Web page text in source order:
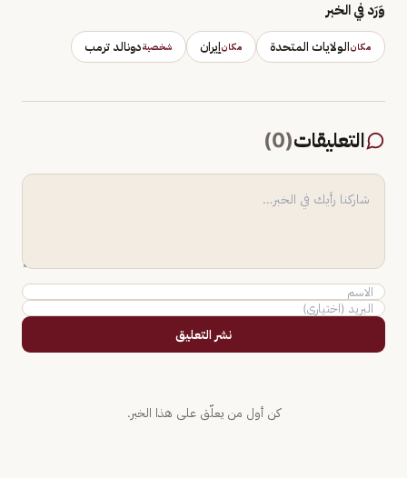
وَرَد في الخبر
مكانالولايات المتحدة مكانإيران شخصيةدونالد ترمب
التعليقات(
0
)
نشر التعليق
كن أول من يعلّق على هذا الخبر.